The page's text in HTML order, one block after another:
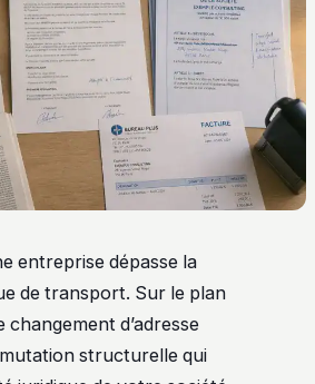
entreprise dépasse la
de transport. Sur le plan
changement d’adresse
structurelle qui